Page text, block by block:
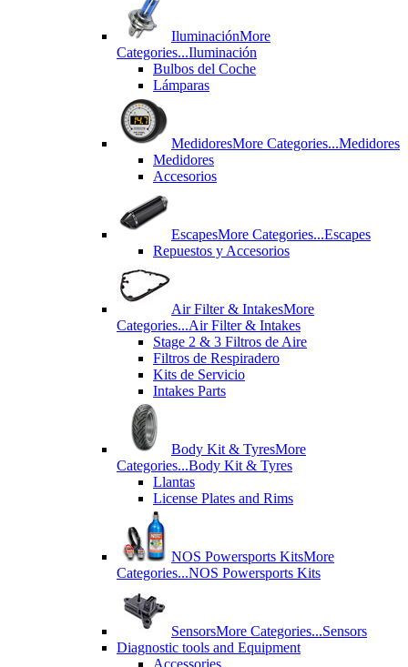
IluminaciónMore
Categories...Iluminación
Bulbos del Coche
Lámparas
MedidoresMore Categories...Medidores
Medidores
Accesorios
EscapesMore Categories...Escapes
Repuestos y Accesorios
Air Filter & IntakesMore
Categories...Air Filter & Intakes
Stage 2 & 3 Filtros de Aire
Filtros de Respiradero
Kits de Servicio
Intakes Parts
Body Kit & TyresMore
Categories...Body Kit & Tyres
Llantas
License Plates and Rims
NOS Powersports KitsMore
Categories...NOS Powersports Kits
SensorsMore Categories...Sensors
Diagnostic tools and Equipment